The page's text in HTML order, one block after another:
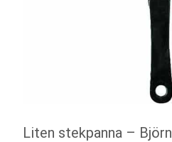
Liten stekpanna – Björn